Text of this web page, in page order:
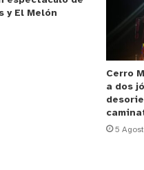
y El Melón
Cerro
a dos
5